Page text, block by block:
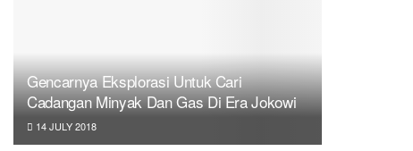
Gencarnya Eksplorasi Untuk Cari
Cadangan Minyak Dan Gas Di Era Jokowi
14 JULY 2018